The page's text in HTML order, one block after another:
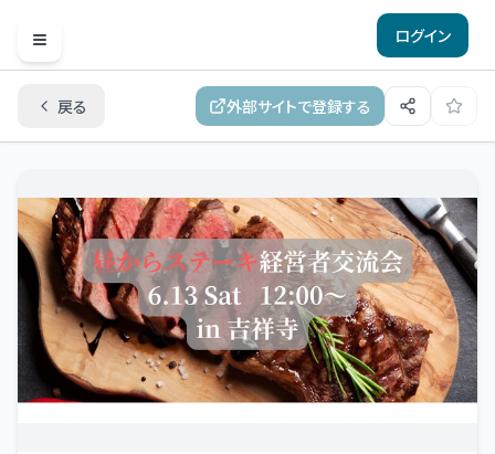
Open menu
ログイン
戻る 外部サイトで登録する